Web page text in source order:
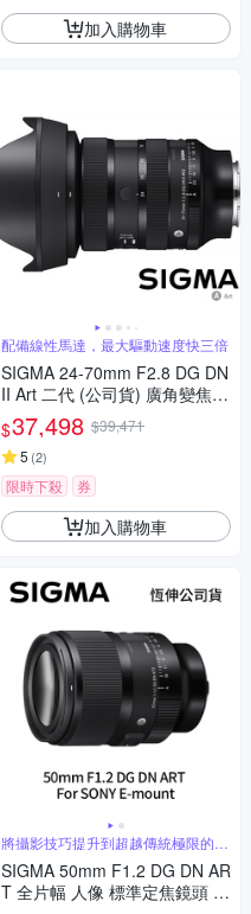
加入購物車
配備線性馬達，最大驅動速度快三倍
SIGMA 24-70mm F2.8 DG DN
II Art 二代 (公司貨) 廣角變焦鏡
頭 全片幅無反微單眼鏡頭 旅遊
鏡 大三元
$37,498 $39,471
5 (2)
限時下殺 券
加入購物車
將攝影技巧提升到超越傳統極限的水
準
SIGMA 50mm F1.2 DG DN AR
T 全片幅 人像 標準定焦鏡頭 F